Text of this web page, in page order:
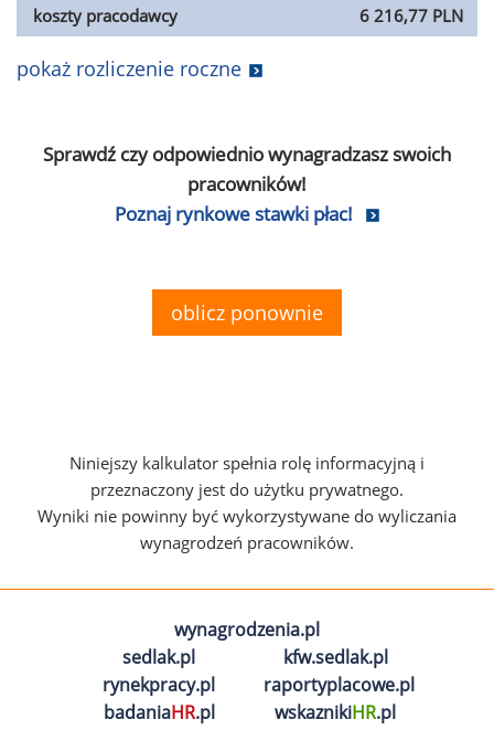
koszty pracodawcy
6 216,77 PLN
pokaż rozliczenie roczne
Sprawdź czy odpowiednio wynagradzasz swoich
pracowników!
Poznaj rynkowe stawki płac!
oblicz ponownie
Niniejszy kalkulator spełnia rolę informacyjną i
przeznaczony jest do użytku prywatnego.
Wyniki nie powinny być wykorzystywane do wyliczania
wynagrodzeń pracowników.
wynagrodzenia.pl
sedlak.pl
kfw.sedlak.pl
rynekpracy.pl
raportyplacowe.pl
badaniaHR.pl wskaznikiHR.pl